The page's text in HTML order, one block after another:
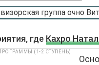
где Кахро
(1-2 СТУПЕНЬ)